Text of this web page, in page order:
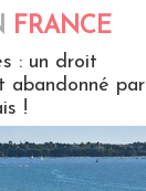
FRANCE
: un droit
abandonné par
!